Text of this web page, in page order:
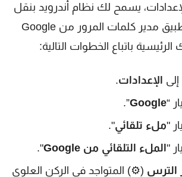
يسمح لك نظام أندرويد بنقل
أيقونة اختصار لتطبيق مدير كلمات المرور من Google
باتباع الخطوات التالية:
الإعدادات.
“
Google
”.
"ملء تلقائي".
"الملء التلقائي من Google
".
الترس (⚙) المتواجد في الركن العلوي